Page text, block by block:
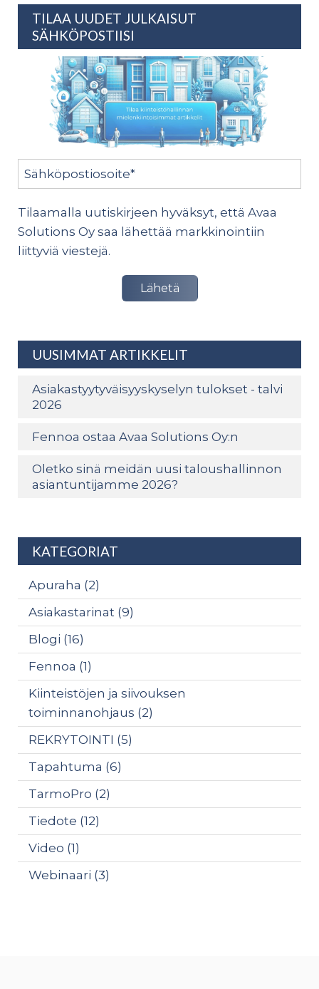
TILAA UUDET JULKAISUT
SÄHKÖPOSTIISI
Tilaamalla uutiskirjeen hyväksyt, että Avaa
Solutions Oy saa lähettää markkinointiin
liittyviä viestejä.
UUSIMMAT ARTIKKELIT
Asiakastyytyväisyyskyselyn tulokset - talvi
2026
Fennoa ostaa Avaa Solutions Oy:n
Oletko sinä meidän uusi taloushallinnon
asiantuntijamme 2026?
KATEGORIAT
Apuraha (2)
Asiakastarinat (9)
Blogi (16)
Fennoa (1)
Kiinteistöjen ja siivouksen
toiminnanohjaus (2)
REKRYTOINTI (5)
Tapahtuma (6)
TarmoPro (2)
Tiedote (12)
Video (1)
Webinaari (3)